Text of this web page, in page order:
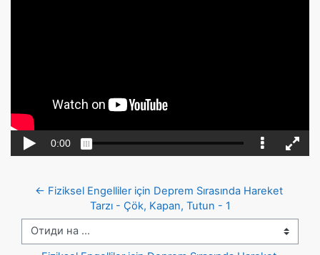
← Fiziksel Engelliler için Deprem Sırasında Hareket
Tarzı - Çök, Kapan, Tutun - 1
Отиди на ...